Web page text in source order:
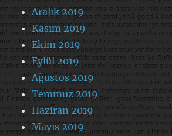
Aralık 2019
Kasım 2019
Ekim 2019
Eylül 2019
Ağustos 2019
Temmuz 2019
Haziran 2019
Mayıs 2019